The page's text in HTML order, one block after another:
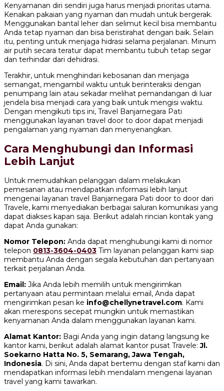
Kenyamanan diri sendiri juga harus menjadi prioritas utama.
Kenakan pakaian yang nyaman dan mudah untuk bergerak.
Menggunakan bantal leher dan selimut kecil bisa membantu
Anda tetap nyaman dan bisa beristirahat dengan baik. Selain
itu, penting untuk menjaga hidrasi selama perjalanan. Minum
air putih secara teratur dapat membantu tubuh tetap segar
dan terhindar dari dehidrasi.
Terakhir, untuk menghindari kebosanan dan menjaga
semangat, mengambil waktu untuk berinteraksi dengan
penumpang lain atau sekadar melihat pemandangan di luar
jendela bisa menjadi cara yang baik untuk mengisi waktu.
Dengan mengikuti tips ini, Travel Banjarnegara Pati
menggunakan layanan travel door to door dapat menjadi
pengalaman yang nyaman dan menyenangkan.
Cara Menghubungi dan Informasi
Lebih Lanjut
Untuk memudahkan pelanggan dalam melakukan
pemesanan atau mendapatkan informasi lebih lanjut
mengenai layanan travel Banjarnegara Pati door to door dari
Travele, kami menyediakan berbagai saluran komunikasi yang
dapat diakses kapan saja. Berikut adalah rincian kontak yang
dapat Anda gunakan:
Nomor Telepon: Anda dapat menghubungi kami di nomor
telepon 0813-3604-0403 Tim layanan pelanggan kami siap
membantu Anda dengan segala kebutuhan dan pertanyaan
terkait perjalanan Anda.
Email: Jika Anda lebih memilih untuk mengirimkan
pertanyaan atau permintaan melalui email, Anda dapat
mengirimkan pesan ke info@chellynetravel.com. Kami
akan merespons secepat mungkin untuk memastikan
kenyamanan Anda dalam menggunakan layanan kami.
Alamat Kantor: Bagi Anda yang ingin datang langsung ke
kantor kami, berikut adalah alamat kantor pusat Travele:Jl.
Soekarno Hatta No. 5, Semarang, Jawa Tengah,
Indonesia. Di sini, Anda dapat bertemu dengan staf kami dan
mendapatkan informasi lebih mendalam mengenai layanan
travel yang kami tawarkan.